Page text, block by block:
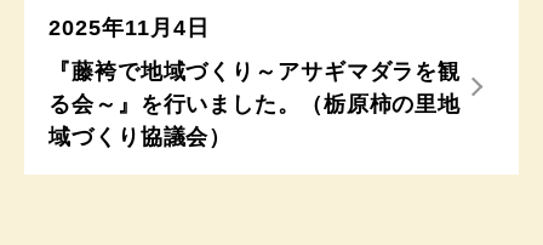
2025年11月4日
『藤袴で地域づくり～アサギマダラを観
る会～』を行いました。（栃原柿の里地
域づくり協議会）